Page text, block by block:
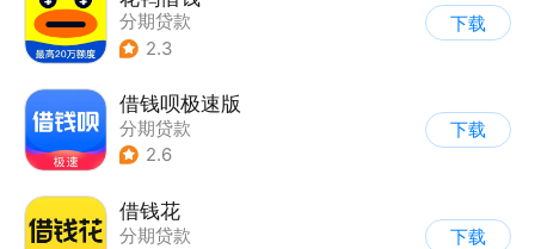
分期贷款
2.3
下载
借钱呗极速版
分期贷款
2.6
下载
借钱花
分期贷款
下载